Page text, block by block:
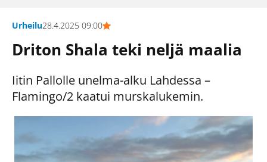
Urheilu28.4.2025 09:00
Driton Shala teki neljä maalia
Iitin Pallolle unelma-alku Lahdessa –
Flamingo/2 kaatui murskalukemin.